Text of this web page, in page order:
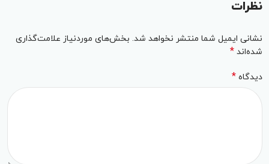
نظرات
نشانی ایمیل شما منتشر نخواهد شد. بخش‌های موردنیاز علامت‌گذاری
شده‌اند*
دیدگاه*